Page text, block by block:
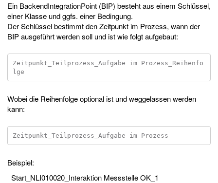
Ein BackendIntegrationPoint (BIP) besteht aus einem Schlüssel,
einer Klasse und ggfs. einer Bedingung.
Der Schlüssel bestimmt den Zeitpunkt im Prozess, wann der
BIP ausgeführt werden soll und ist wie folgt aufgebaut:
Zeitpunkt_Teilprozess_Aufgabe im Prozess_Reihenfo
Wobei die Reihenfolge optional ist und weggelassen werden
kann:
Beispiel:
Start_NLI010020_Interaktion Messstelle OK_1